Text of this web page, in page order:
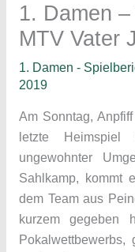
1. Damen
MTV Vater
1. Damen -
2019
Am Sonntag,
letzte
ungewohnter
Sahlkamp, kommt
dem Team aus
kurzem gegeben